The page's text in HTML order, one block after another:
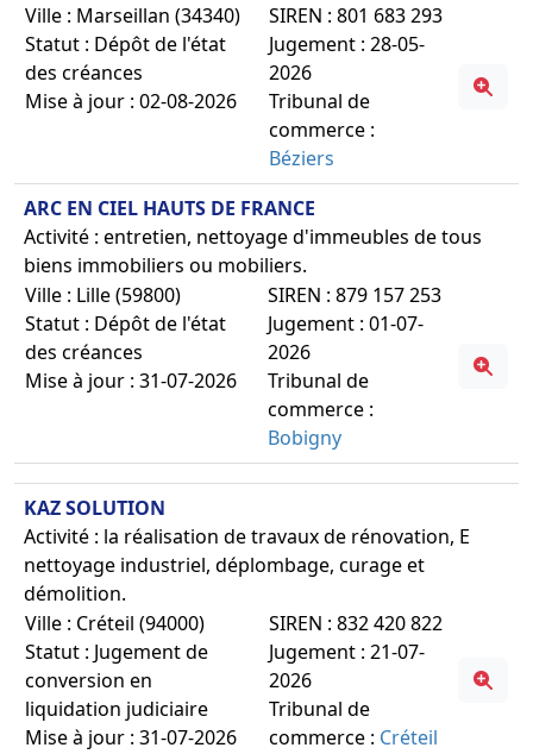
Ville : Marseillan (34340)
Statut : Dépôt de l'état
des créances
Mise à jour : 02-08-2026
SIREN : 801 683 293
Jugement : 28-05-
2026
Tribunal de
commerce :
Béziers
ARC EN CIEL HAUTS DE FRANCE
Activité : entretien, nettoyage d'immeubles de tous
biens immobiliers ou mobiliers.
Ville : Lille (59800)
Statut : Dépôt de l'état
des créances
Mise à jour : 31-07-2026
SIREN : 879 157 253
Jugement : 01-07-
2026
Tribunal de
commerce :
Bobigny
KAZ SOLUTION
Activité : la réalisation de travaux de rénovation, E
nettoyage industriel, déplombage, curage et
démolition.
Ville : Créteil (94000)
Statut : Jugement de
conversion en
liquidation judiciaire
Mise à jour : 31-07-2026
SIREN : 832 420 822
Jugement : 21-07-
2026
Tribunal de
commerce : Créteil